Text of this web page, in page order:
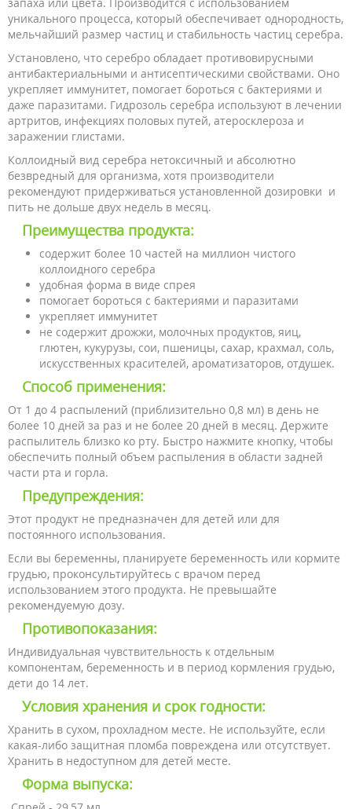
уникального процесса, который обеспечивает однородность,
мельчайший размер частиц и стабильность частиц серебра.
Установлено, что серебро обладает противовирусными
антибактериальными и антисептическими свойствами. Оно
укрепляет иммунитет, помогает бороться с бактериями и
даже паразитами. Гидрозоль серебра используют в лечении
артритов, инфекциях половых путей, атеросклероза и
заражении глистами.
Коллоидный вид серебра нетоксичный и абсолютно
безвредный для организма, хотя производители
рекомендуют придерживаться установленной дозировки и
пить не дольше двух недель в месяц.
Преимущества продукта:
содержит более 10 частей на миллион чистого
коллоидного серебра
удобная форма в виде спрея
помогает бороться с бактериями и паразитами
укрепляет иммунитет
не содержит дрожжи, молочных продуктов, яиц,
глютен, кукурузы, сои, пшеницы, сахар, крахмал, соль,
искусственных красителей, ароматизаторов, отдушек.
Способ применения:
От 1 до 4 распылений (приблизительно 0,8 мл) в день не
более 10 дней за раз и не более 20 дней в месяц. Держите
распылитель близко ко рту. Быстро нажмите кнопку, чтобы
обеспечить полный объем распыления в области задней
части рта и горла.
Предупреждения:
Этот продукт не предназначен для детей или для
постоянного использования.
Если вы беременны, планируете беременность или кормите
грудью, проконсультируйтесь с врачом перед
использованием этого продукта. Не превышайте
рекомендуемую дозу.
Противопоказания:
Индивидуальная чувствительность к отдельным
компонентам, беременность и в период кормления грудью,
дети до 14 лет.
Условия хранения и срок годности:
Хранить в сухом, прохладном месте. Не используйте, если
какая-либо защитная пломба повреждена или отсутствует.
Хранить в недоступном для детей месте.
Форма выпуска: